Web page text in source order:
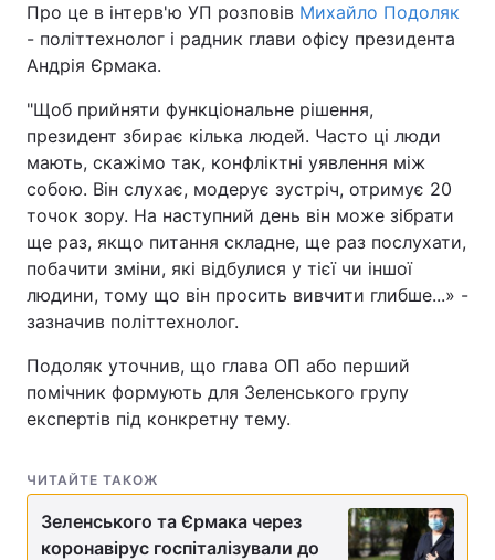
Про це в інтерв'ю УП розповів Михайло Подоляк
- політтехнолог і радник глави офісу президента
Андрія Єрмака.
"Щоб прийняти функціональне рішення,
президент збирає кілька людей. Часто ці люди
мають, скажімо так, конфліктні уявлення між
собою. Він слухає, модерує зустріч, отримує 20
точок зору. На наступний день він може зібрати
ще раз, якщо питання складне, ще раз послухати,
побачити зміни, які відбулися у тієї чи іншої
людини, тому що він просить вивчити глибше...» -
зазначив політтехнолог.
Подоляк уточнив, що глава ОП або перший
помічник формують для Зеленського групу
експертів під конкретну тему.
ЧИТАЙТЕ ТАКОЖ
Зеленського та Єрмака через
коронавірус госпіталізували до